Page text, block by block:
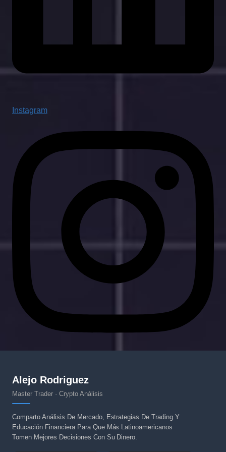
Instagram
Alejo Rodriguez
Master Trader · Crypto Análisis
Comparto Análisis De Mercado, Estrategias De Trading Y
Educación Financiera Para Que Más Latinoamericanos
Tomen Mejores Decisiones Con Su Dinero.